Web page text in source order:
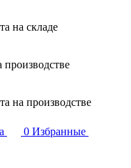
на складе
производстве
на производстве
0 Избранные